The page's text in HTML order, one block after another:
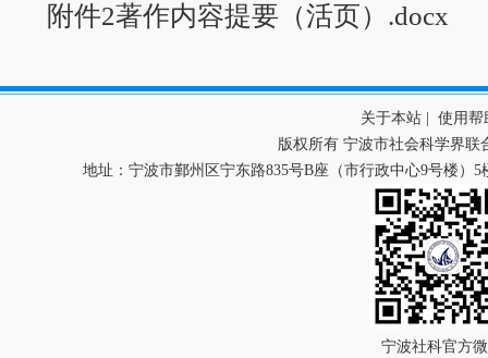
附件2著作内容提要（活页）.docx
关于本站
使用帮
版权所有 宁波市社会科学界
地址：宁波市鄞州区宁东路835号B座（市行政中心9号楼）5
宁波社科官方